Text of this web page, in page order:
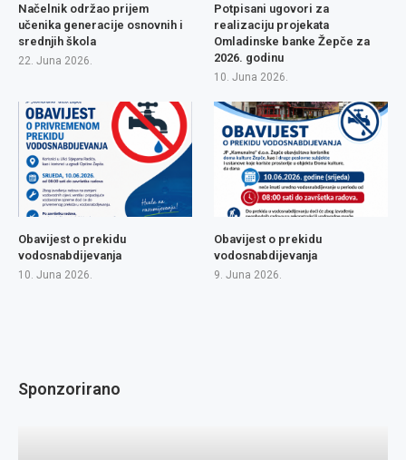
Načelnik održao prijem
učenika generacije osnovnih i
srednjih škola
22. Juna 2026.
Potpisani ugovori za
realizaciju projekata
Omladinske banke Žepče za
2026. godinu
10. Juna 2026.
Obavijest o prekidu
vodosnabdijevanja
10. Juna 2026.
Obavijest o prekidu
vodosnabdijevanja
9. Juna 2026.
Sponzorirano